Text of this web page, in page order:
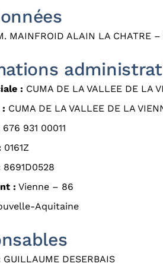
MAINFROID ALAIN LA CHATRE –
: CUMA DE LA VALLEE DE LA
: CUMA DE LA VALLEE DE LA
676 931 00011
0161Z
8691D0528
: Vienne – 86
Aquitaine
GUILLAUME DESERBAIS